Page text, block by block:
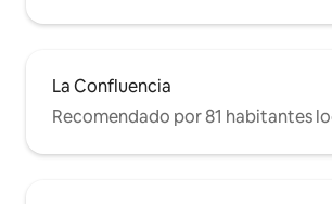
La Confluencia
Recomendado por 81 habitantes